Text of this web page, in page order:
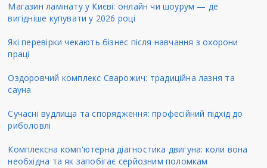
Магазин ламінату у Києві: онлайн чи шоурум — де
вигідніше купувати у 2026 році
Які перевірки чекають бізнес після навчання з охорони
праці
Оздоровчий комплекс Сварожич: традиційна лазня та
сауна
Сучасні вудлища та спорядження: професійний підхід до
риболовлі
Комплексна комп'ютерна діагностика двигуна: коли вона
необхідна та як запобігає серйозним поломкам